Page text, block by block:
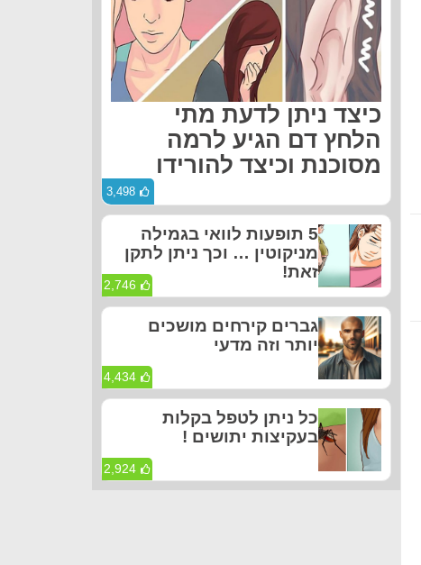
כיצד ניתן לדעת מתי
הלחץ דם הגיע לרמה
מסוכנת וכיצד להורידו
3,498
5 תופעות לוואי בגמילה
מניקוטין … וכך ניתן לתקן
זאת!
2,746
גברים קירחים מושכים
יותר וזה מדעי
4,434
כל ניתן לטפל בקלות
בעקיצות יתושים !
2,924